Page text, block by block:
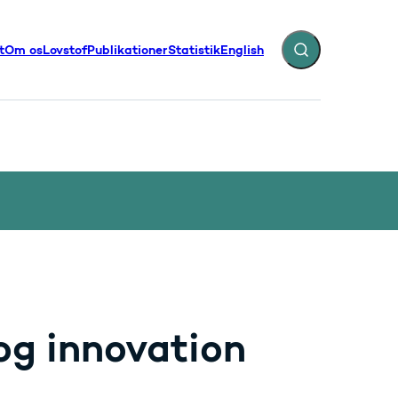
Om osLovstofPublikationerStatistikEnglish Fold søgefelt ud
- Flere links
innovation